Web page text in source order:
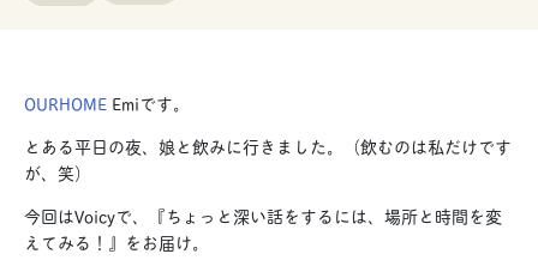
OURHOME Emiです。
とある平日の夜、娘と飲みに行きました。（飲むのは私だけです
が、笑）
今回はVoicyで、『ちょっと深い話をするには、場所と時間を変
えてみる！』をお届け。